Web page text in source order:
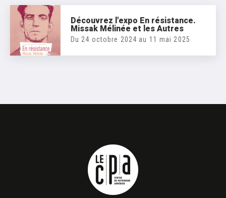
Découvrez l'expo En résistance.
Missak Mélinée et les Autres
Du 24 octobre 2024 au 11 mai 2025